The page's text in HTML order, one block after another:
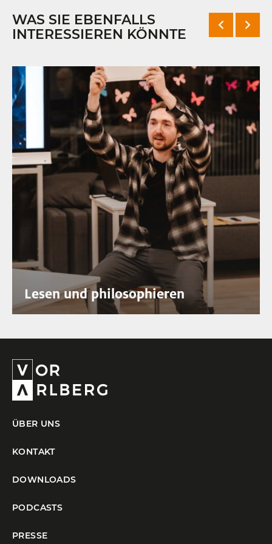
WAS SIE EBENFALLS
INTERESSIEREN KÖNNTE
Lesen und philosophieren
ÜBER UNS
KONTAKT
DOWNLOADS
PODCASTS
PRESSE